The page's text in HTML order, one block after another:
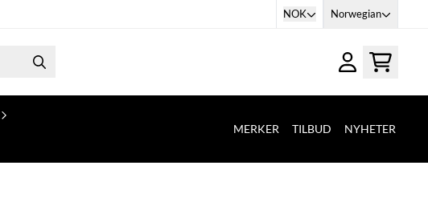
NOK Norwegian
MERKER TILBUD NYHETER